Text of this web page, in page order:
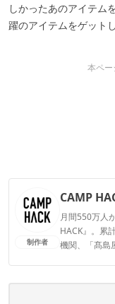
しかったあのアイテム
躍のアイテムをゲット
本ペー
制作者
CAMP
月間550万人
HACK』。累
機関、「髙島
CAMP